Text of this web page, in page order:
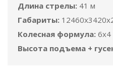
Длина стрелы: 41 м
Габариты:
Колесная формула: 6x4
Высота подъема +